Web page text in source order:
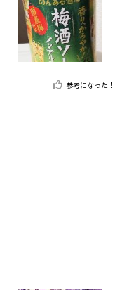
参考になった！